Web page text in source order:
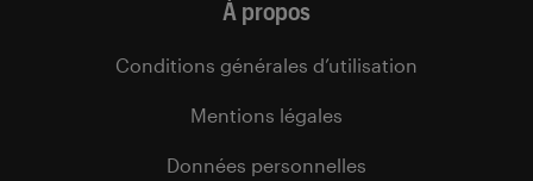
À propos
Conditions générales d’utilisation
Mentions légales
Données personnelles